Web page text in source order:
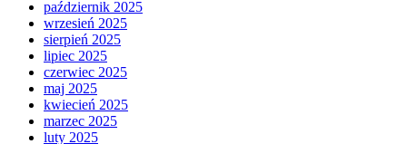
październik 2025
wrzesień 2025
sierpień 2025
lipiec 2025
czerwiec 2025
maj 2025
kwiecień 2025
marzec 2025
luty 2025